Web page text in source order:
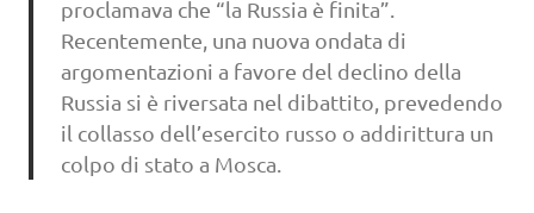
proclamava che “la Russia è finita”.
Recentemente, una nuova ondata di
argomentazioni a favore del declino della
Russia si è riversata nel dibattito, prevedendo
il collasso dell’esercito russo o addirittura un
colpo di stato a Mosca.